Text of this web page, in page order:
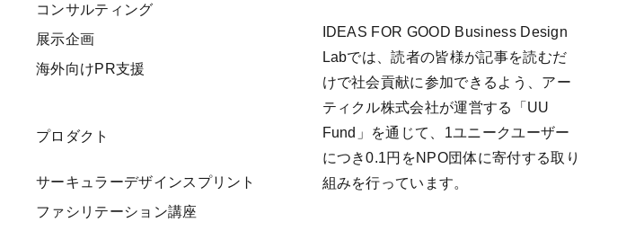
コンサルティング
展示企画
海外向けPR支援
プロダクト
サーキュラーデザインスプリント
ファシリテーション講座
IDEAS FOR GOOD Business Design
Labでは、読者の皆様が記事を読むだ
けで社会貢献に参加できるよう、アー
ティクル株式会社が運営する「 UU
Fund 」を通じて、1ユニークユーザー
につき0.1円をNPO団体に寄付する取り
組みを行っています。